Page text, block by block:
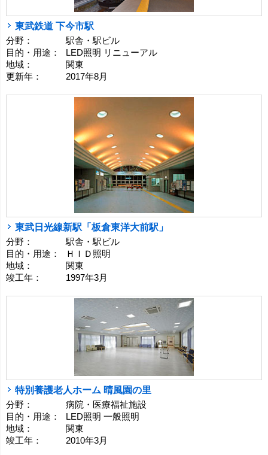
東武鉄道 下今市駅
分野：
駅舎・駅ビル
目的・用途：
LED照明 リニューアル
地域：
関東
更新年：
2017年8月
東武日光線新駅「板倉東洋大前駅」
分野：
駅舎・駅ビル
目的・用途：
ＨＩＤ照明
地域：
関東
竣工年：
1997年3月
特別養護老人ホーム 晴風園の里
分野：
病院・医療福祉施設
目的・用途：
LED照明 一般照明
地域：
関東
竣工年：
2010年3月